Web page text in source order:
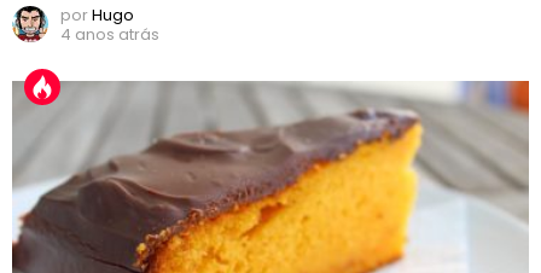
porHugo
4 anos atrás